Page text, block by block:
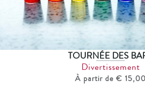
TOURNÉE DES
Divertissement
À partir de € 15,00